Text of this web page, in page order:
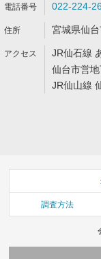
022-224-
宮城県仙
JR仙石線
仙台市営
JR仙山線
調査方法